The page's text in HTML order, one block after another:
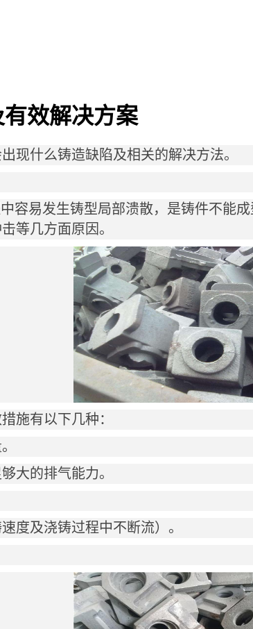
效解决方案
现什么铸造缺陷及相关的解决方法。
容易发生铸型局部溃散，是铸件不能
等几方面原因。
施有以下几种：
大的排气能力。
度及浇铸过程中不断流）。